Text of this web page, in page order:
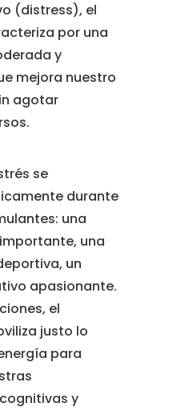
(distress), el
por una
y
mejora nuestro
agotar
se
durante
una
una
un
apasionante.
el
justo lo
para
y